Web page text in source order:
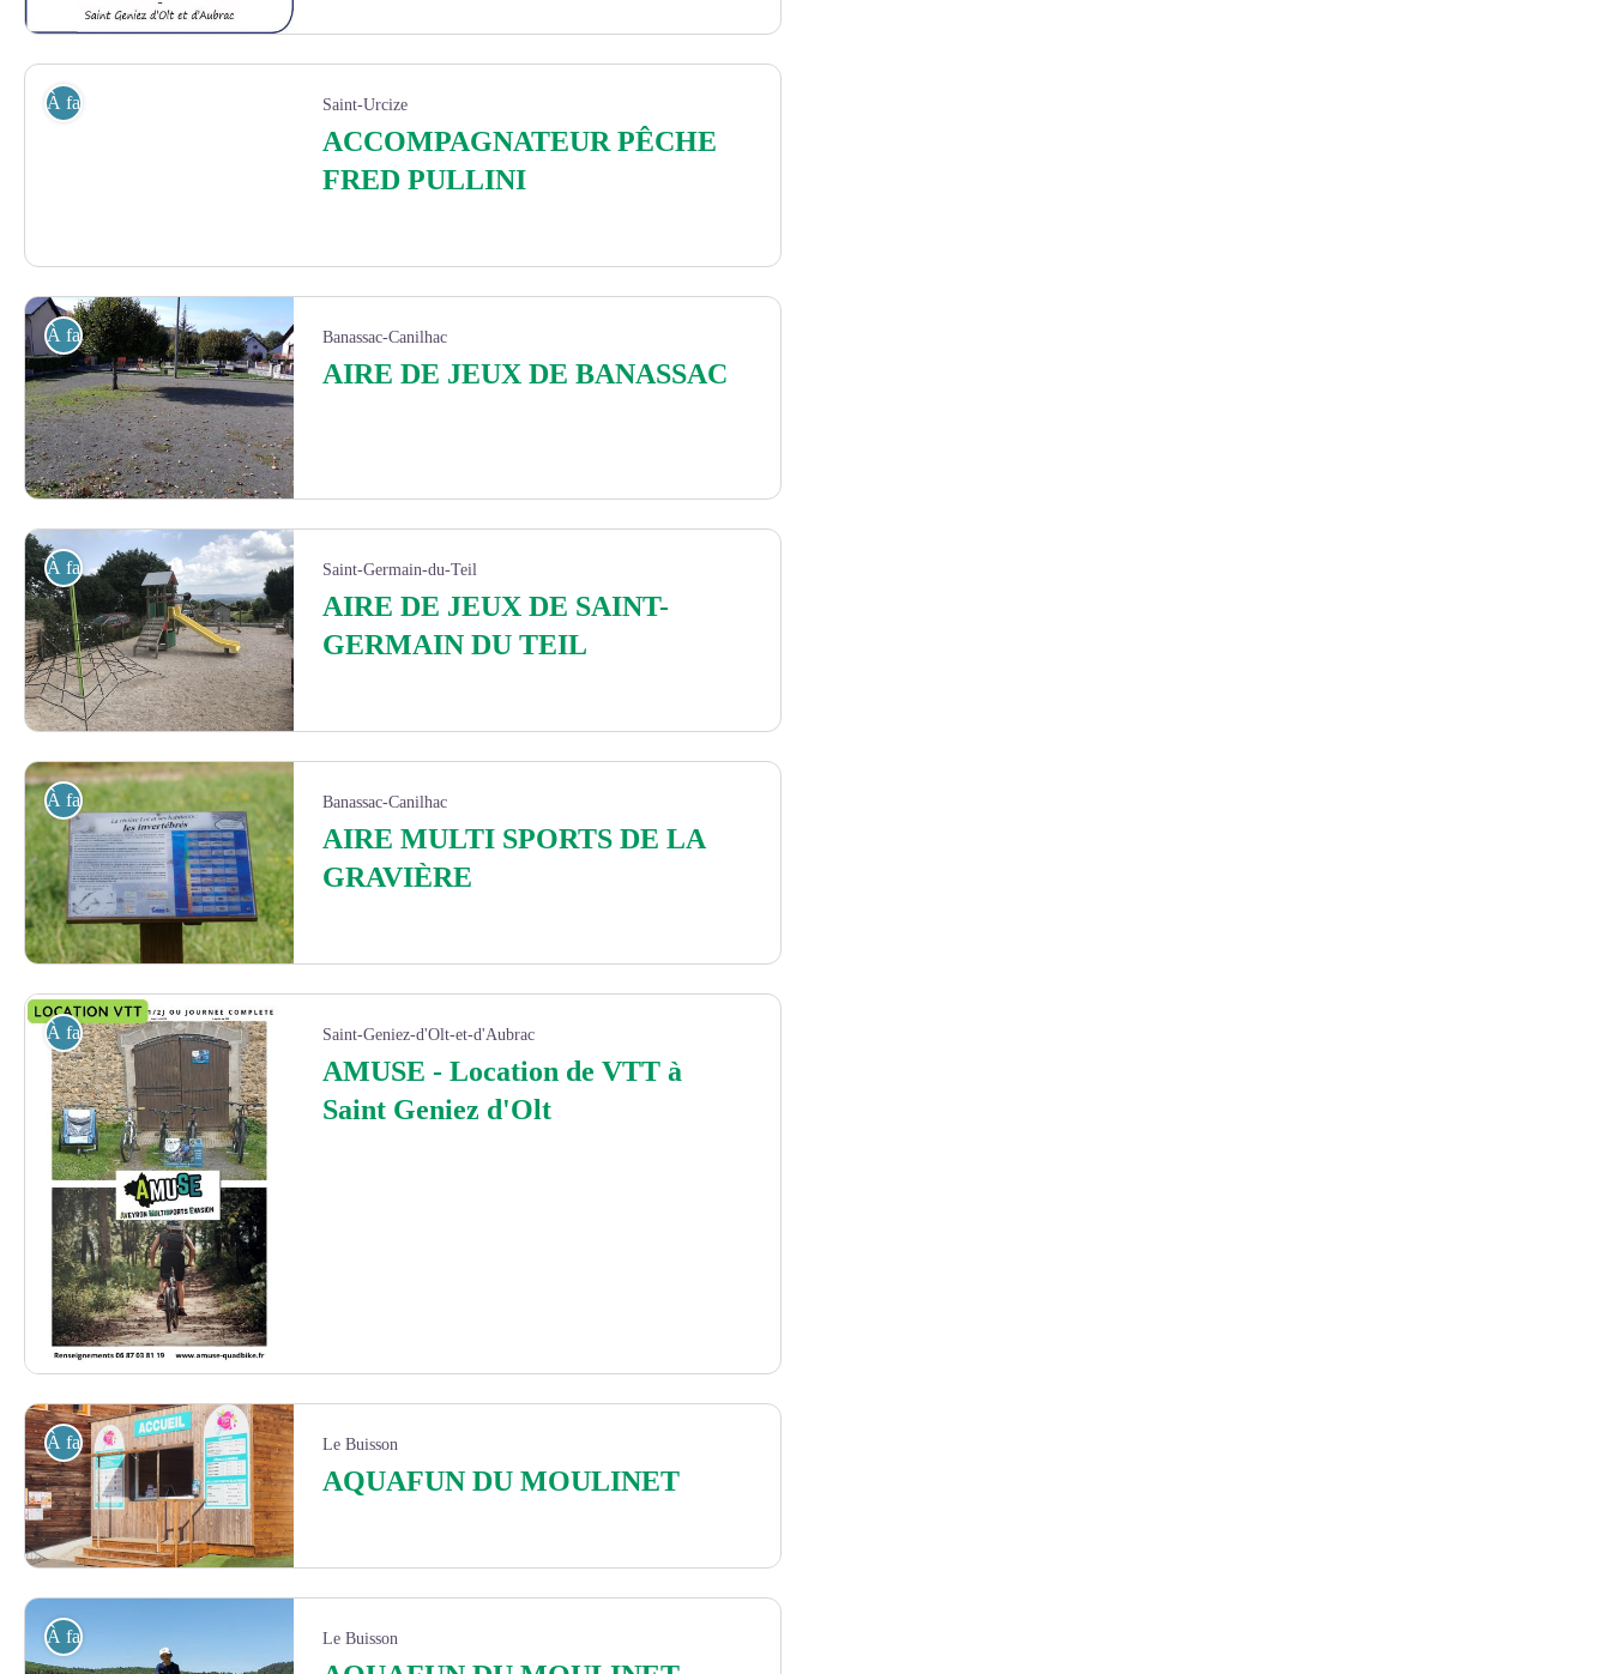
À faire Saint-Urcize
ACCOMPAGNATEUR PÊCHE
FRED PULLINI
À faire Banassac-Canilhac
AIRE DE JEUX DE BANASSAC
À faire Saint-Germain-du-Teil
AIRE DE JEUX DE SAINT-
GERMAIN DU TEIL
À faire Banassac-Canilhac
AIRE MULTI SPORTS DE LA
GRAVIÈRE
À faire Saint-Geniez-d'Olt-et-d'Aubrac
AMUSE - Location de VTT à
Saint Geniez d'Olt
À faire Le Buisson
AQUAFUN DU MOULINET
À faire Le Buisson